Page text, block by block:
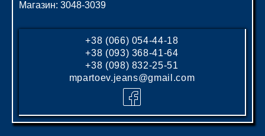
Магазин: 3048-3039
+38 (066) 054-44-18
+38 (093) 368-41-64
+38 (098) 832-25-51
mpartoev.jeans@gmail.com